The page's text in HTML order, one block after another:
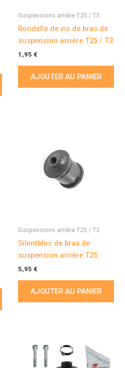
Suspensions arrière T25 / T3
Rondelle de vis de bras de
suspension arrière T25 / T3
1,95 €
AJOUTER AU PANIER
Suspensions arrière T25 / T3
Silentbloc de bras de
suspension arrière T25
5,95 €
AJOUTER AU PANIER